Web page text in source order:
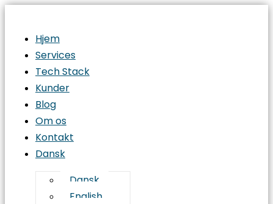
Hjem
Services
Tech Stack
Kunder
Blog
Om os
Kontakt
Dansk
Dansk
English